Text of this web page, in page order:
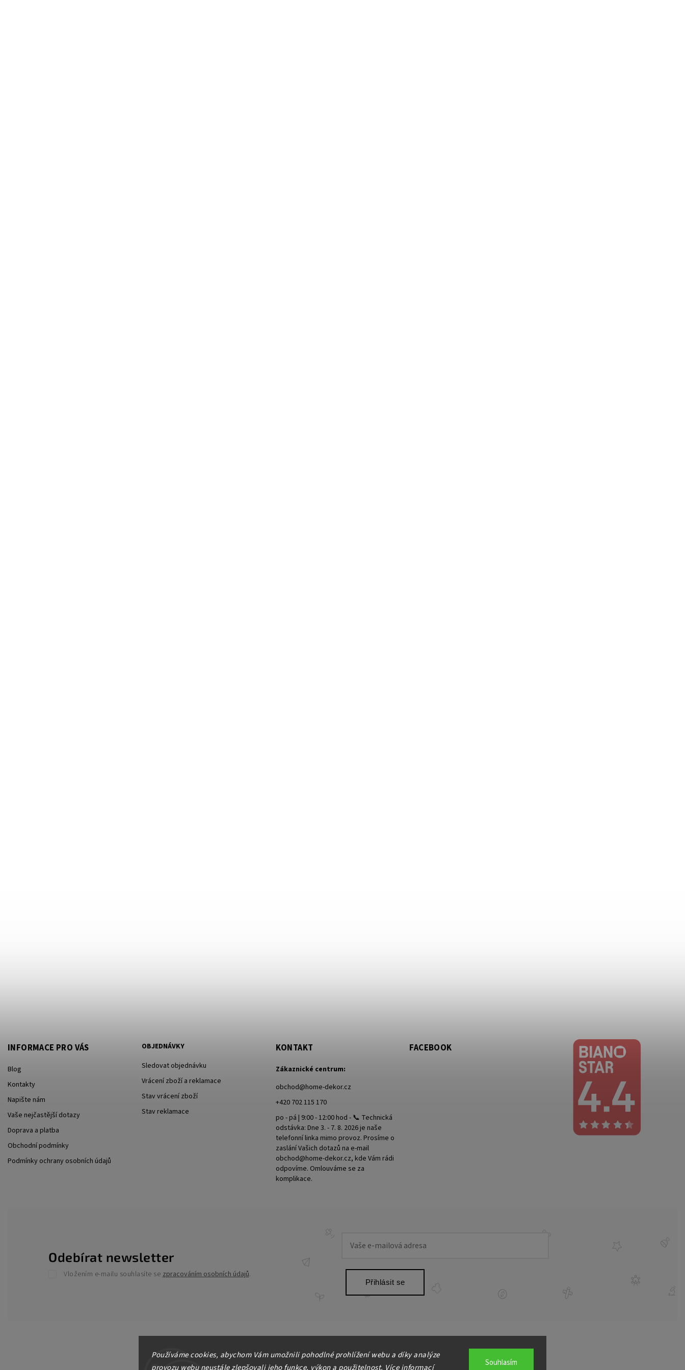
Používáme cookies, abychom Vám umožnili pohodlné prohlížení webu a díky analýze
provozu webu neustále zlepšovali jeho funkce, výkon a použitelnost. Více informací
Souhlasím
INFORMACE PRO VÁS
Blog
Kontakty
Napište nám
Vaše nejčastější dotazy
Doprava a platba
Obchodní podmínky
Podmínky ochrany osobních údajů
OBJEDNÁVKY
Sledovat objednávku
Vrácení zboží a reklamace
Stav vrácení zboží
Stav reklamace
Odebírat newsletter
Vložením e-mailu souhlasíte sezpracováním osobních údajů.
Přihlásit se
KONTAKT
Zákaznické centrum:
obchod@home-dekor.cz
+420 702 115 170
po - pá | 9:00 - 12:00 hod - 📞 Technická
odstávka: Dne 3. - 7. 8. 2026 je naše
telefonní linka mimo provoz. Prosíme o
zaslání Vašich dotazů na e-mail
obchod@home-dekor.cz, kde Vám rádi
odpovíme. Omlouváme se za
komplikace.
FACEBOOK